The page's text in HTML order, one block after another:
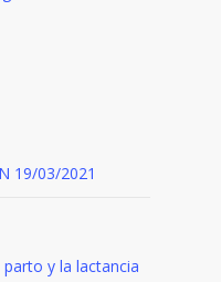
19/03/2021
y la lactancia